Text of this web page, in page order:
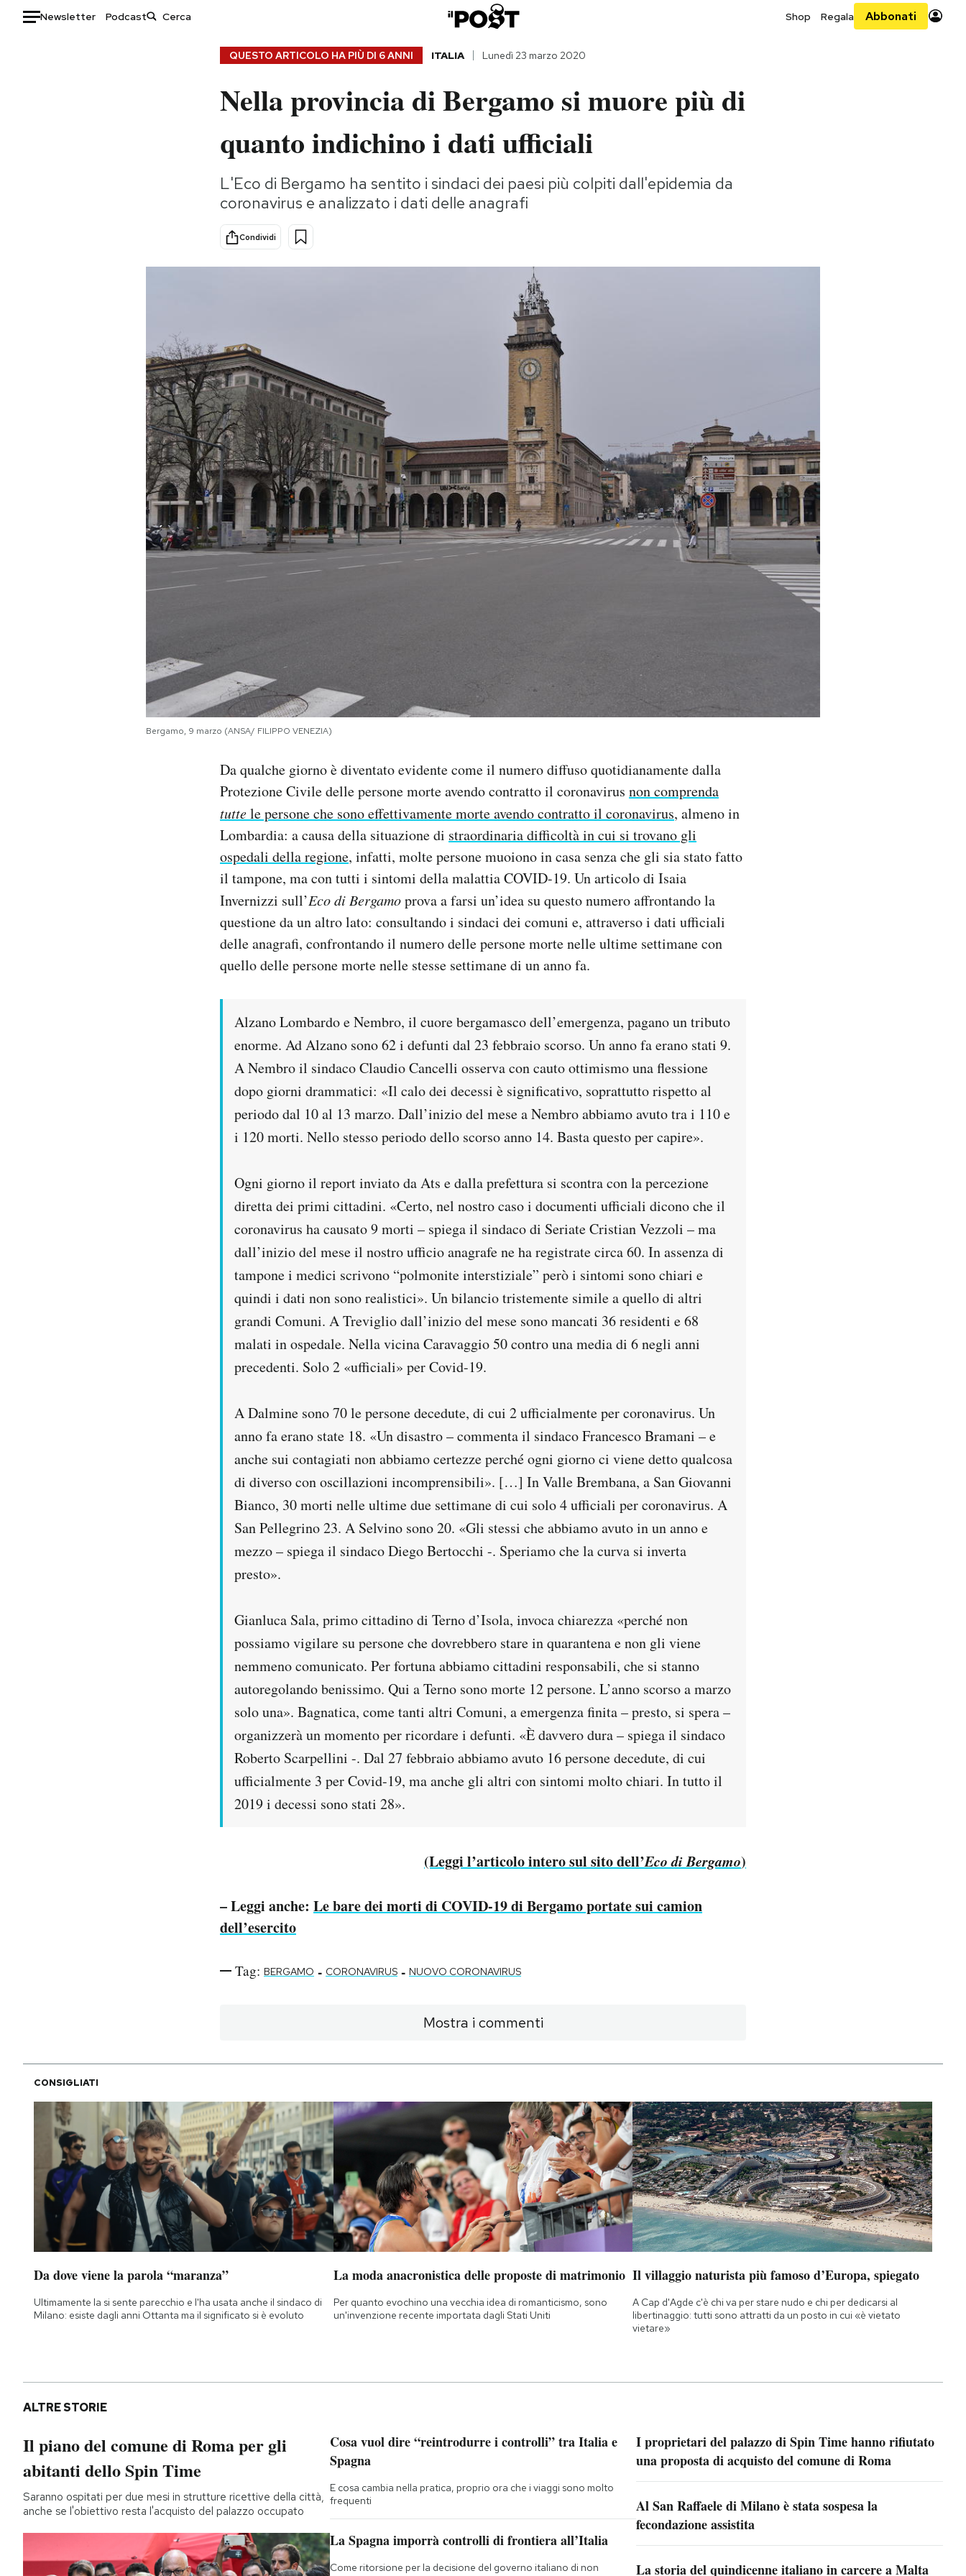
Newsletter Podcast Shop Regala Abbonati
Consumismi
Ok Boomer!
Altrecose
QUESTO ARTICOLO HA PIÙ DI 6 ANNI ITALIA Lunedì 23 marzo 2020
Nella provincia di Bergamo si muore più di
quanto indichino i dati ufficiali
L'Eco di Bergamo ha sentito i sindaci dei paesi più colpiti dall'epidemia da
coronavirus e analizzato i dati delle anagrafi
Condividi
Bergamo, 9 marzo (ANSA/ FILIPPO VENEZIA)
Da qualche giorno è diventato evidente come il numero diffuso quotidianamente dalla
Protezione Civile delle persone morte avendo contratto il coronavirus non comprenda
tuttele persone che sono effettivamente morte avendo contratto il coronavirus, almeno in
Lombardia: a causa della situazione di straordinaria difficoltà in cui si trovano gli
ospedali della regione, infatti, molte persone muoiono in casa senza che gli sia stato fatto
il tampone, ma con tutti i sintomi della malattia COVID-19. Un articolo di Isaia
Invernizzi sull’Eco di Bergamoprova a farsi un’idea su questo numero affrontando la
questione da un altro lato: consultando i sindaci dei comuni e, attraverso i dati ufficiali
delle anagrafi, confrontando il numero delle persone morte nelle ultime settimane con
quello delle persone morte nelle stesse settimane di un anno fa.
Alzano Lombardo e Nembro, il cuore bergamasco dell’emergenza, pagano un tributo
enorme. Ad Alzano sono 62 i defunti dal 23 febbraio scorso. Un anno fa erano stati 9.
A Nembro il sindaco Claudio Cancelli osserva con cauto ottimismo una flessione
dopo giorni drammatici: «Il calo dei decessi è significativo, soprattutto rispetto al
periodo dal 10 al 13 marzo. Dall’inizio del mese a Nembro abbiamo avuto tra i 110 e
i 120 morti. Nello stesso periodo dello scorso anno 14. Basta questo per capire».
Ogni giorno il report inviato da Ats e dalla prefettura si scontra con la percezione
diretta dei primi cittadini. «Certo, nel nostro caso i documenti ufficiali dicono che il
coronavirus ha causato 9 morti – spiega il sindaco di Seriate Cristian Vezzoli – ma
dall’inizio del mese il nostro ufficio anagrafe ne ha registrate circa 60. In assenza di
tampone i medici scrivono “polmonite interstiziale” però i sintomi sono chiari e
quindi i dati non sono realistici». Un bilancio tristemente simile a quello di altri
grandi Comuni. A Treviglio dall’inizio del mese sono mancati 36 residenti e 68
malati in ospedale. Nella vicina Caravaggio 50 contro una media di 6 negli anni
precedenti. Solo 2 «ufficiali» per Covid-19.
A Dalmine sono 70 le persone decedute, di cui 2 ufficialmente per coronavirus. Un
anno fa erano state 18. «Un disastro – commenta il sindaco Francesco Bramani – e
anche sui contagiati non abbiamo certezze perché ogni giorno ci viene detto qualcosa
di diverso con oscillazioni incomprensibili». […] In Valle Brembana, a San Giovanni
Bianco, 30 morti nelle ultime due settimane di cui solo 4 ufficiali per coronavirus. A
San Pellegrino 23. A Selvino sono 20. «Gli stessi che abbiamo avuto in un anno e
mezzo – spiega il sindaco Diego Bertocchi -. Speriamo che la curva si inverta
presto».
Gianluca Sala, primo cittadino di Terno d’Isola, invoca chiarezza «perché non
possiamo vigilare su persone che dovrebbero stare in quarantena e non gli viene
nemmeno comunicato. Per fortuna abbiamo cittadini responsabili, che si stanno
autoregolando benissimo. Qui a Terno sono morte 12 persone. L’anno scorso a marzo
solo una». Bagnatica, come tanti altri Comuni, a emergenza finita – presto, si spera –
organizzerà un momento per ricordare i defunti. «È davvero dura – spiega il sindaco
Roberto Scarpellini -. Dal 27 febbraio abbiamo avuto 16 persone decedute, di cui
ufficialmente 3 per Covid-19, ma anche gli altri con sintomi molto chiari. In tutto il
2019 i decessi sono stati 28».
(Leggi l’articolo intero sul sito dell’Eco di Bergamo)
– Leggi anche: Le bare dei morti di COVID-19 di Bergamo portate sui camion
dell’esercito
Tag: BERGAMO - CORONAVIRUS - NUOVO CORONAVIRUS
Mostra i commenti
CONSIGLIATI
Da dove viene la parola “maranza”
Ultimamente la si sente parecchio e l'ha usata anche il sindaco di
Milano: esiste dagli anni Ottanta ma il significato si è evoluto
La moda anacronistica delle proposte di matrimonio
Per quanto evochino una vecchia idea di romanticismo, sono
un'invenzione recente importata dagli Stati Uniti
Il villaggio naturista più famoso d’Europa, spiegato
A Cap d'Agde c'è chi va per stare nudo e chi per dedicarsi al
libertinaggio: tutti sono attratti da un posto in cui «è vietato
vietare»
ALTRE STORIE
Il piano del comune di Roma per gli
abitanti dello Spin Time
Saranno ospitati per due mesi in strutture ricettive della città,
anche se l'obiettivo resta l'acquisto del palazzo occupato
Cosa vuol dire “reintrodurre i controlli” tra Italia e
Spagna
E cosa cambia nella pratica, proprio ora che i viaggi sono molto
frequenti
La Spagna imporrà controlli di frontiera all’Italia
Come ritorsione per la decisione del governo italiano di non
I proprietari del palazzo di Spin Time hanno rifiutato
una proposta di acquisto del comune di Roma
Al San Raffaele di Milano è stata sospesa la
fecondazione assistita
La storia del quindicenne italiano in carcere a Malta